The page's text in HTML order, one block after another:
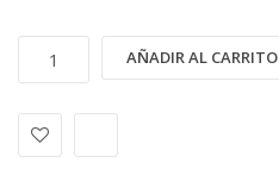
2X-
(2X-
04)
AÑADIR AL CARRITO